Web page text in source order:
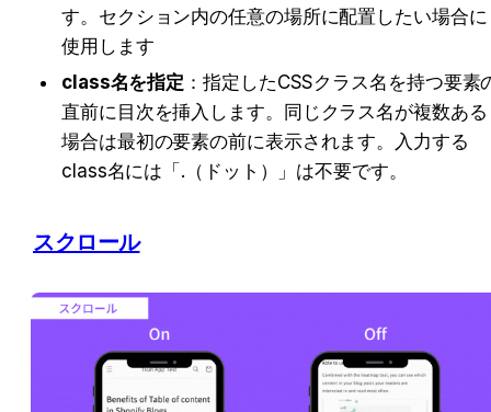
す。セクション内の任意の場所に配置したい場合に
使用します
class名を指定 ：指定したCSSクラス名を持つ要素
直前に目次を挿入します。同じクラス名が複数ある
場合は最初の要素の前に表示されます。入力する
class名には「.（ドット）」は不要です。
スクロール